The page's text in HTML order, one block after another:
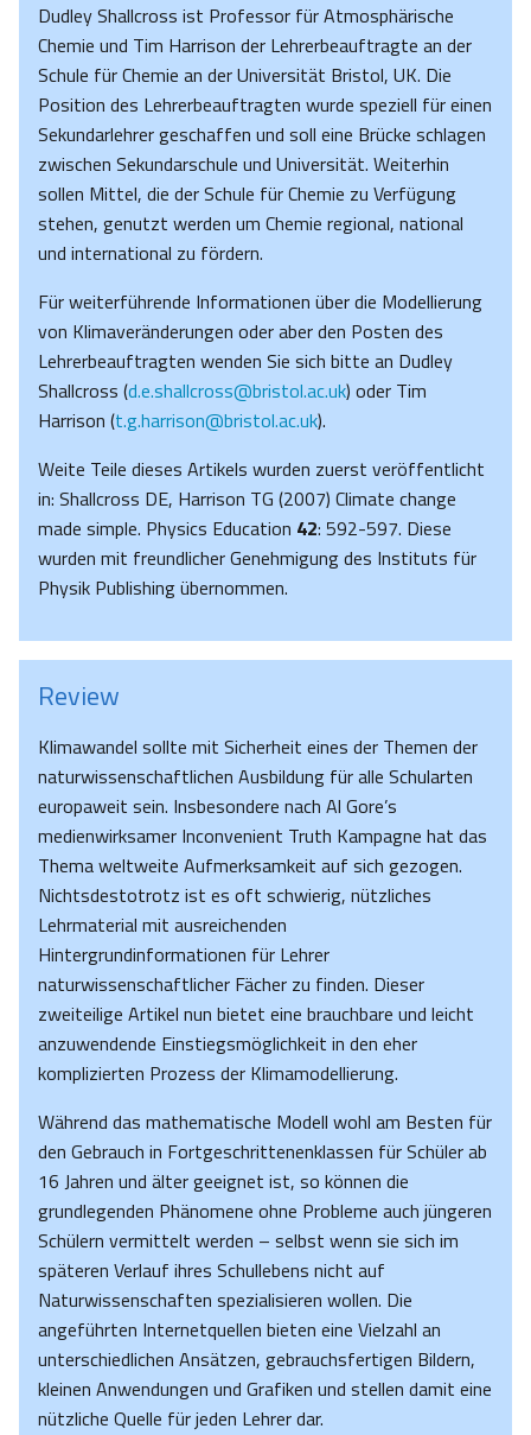
Dudley Shallcross ist Professor für Atmosphärische
Chemie und Tim Harrison der Lehrerbeauftragte an der
Schule für Chemie an der Universität Bristol, UK. Die
Position des Lehrerbeauftragten wurde speziell für einen
Sekundarlehrer geschaffen und soll eine Brücke schlagen
zwischen Sekundarschule und Universität. Weiterhin
sollen Mittel, die der Schule für Chemie zu Verfügung
stehen, genutzt werden um Chemie regional, national
und international zu fördern.
Für weiterführende Informationen über die Modellierung
von Klimaveränderungen oder aber den Posten des
Lehrerbeauftragten wenden Sie sich bitte an Dudley
Shallcross (d.e.shallcross@bristol.ac.uk) oder Tim
Harrison (t.g.harrison@bristol.ac.uk).
Weite Teile dieses Artikels wurden zuerst veröffentlicht
in: Shallcross DE, Harrison TG (2007) Climate change
made simple. Physics Education 42: 592-597. Diese
wurden mit freundlicher Genehmigung des Instituts für
Physik Publishing übernommen.
Review
Klimawandel sollte mit Sicherheit eines der Themen der
naturwissenschaftlichen Ausbildung für alle Schularten
europaweit sein. Insbesondere nach Al Gore’s
medienwirksamer Inconvenient Truth Kampagne hat das
Thema weltweite Aufmerksamkeit auf sich gezogen.
Nichtsdestotrotz ist es oft schwierig, nützliches
Lehrmaterial mit ausreichenden
Hintergrundinformationen für Lehrer
naturwissenschaftlicher Fächer zu finden. Dieser
zweiteilige Artikel nun bietet eine brauchbare und leicht
anzuwendende Einstiegsmöglichkeit in den eher
komplizierten Prozess der Klimamodellierung.
Während das mathematische Modell wohl am Besten für
den Gebrauch in Fortgeschrittenenklassen für Schüler ab
16 Jahren und älter geeignet ist, so können die
grundlegenden Phänomene ohne Probleme auch jüngeren
Schülern vermittelt werden – selbst wenn sie sich im
späteren Verlauf ihres Schullebens nicht auf
Naturwissenschaften spezialisieren wollen. Die
angeführten Internetquellen bieten eine Vielzahl an
unterschiedlichen Ansätzen, gebrauchsfertigen Bildern,
kleinen Anwendungen und Grafiken und stellen damit eine
nützliche Quelle für jeden Lehrer dar.